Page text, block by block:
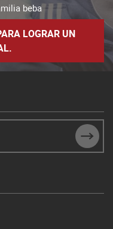
LOGRAR UN
beba